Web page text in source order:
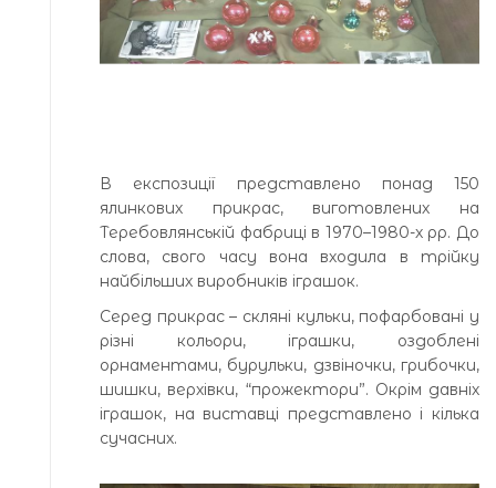
В експозиції представлено понад 150
ялинкових прикрас, виготовлених на
Теребовлянській фабриці в 1970–1980-х рр. До
слова, свого часу вона входила в трійку
найбільших виробників іграшок.
Серед прикрас – скляні кульки, пофарбовані у
різні кольори, іграшки, оздоблені
орнаментами, бурульки, дзвіночки, грибочки,
шишки, верхівки, “прожектори”. Окрім давніх
іграшок, на виставці представлено і кілька
сучасних.